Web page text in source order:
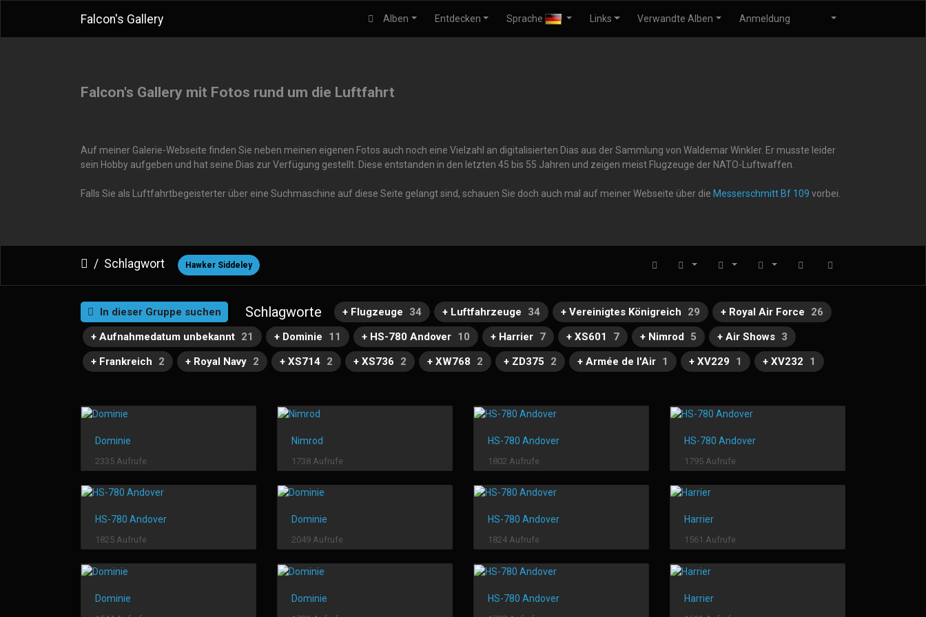
Falcon's Gallery Alben Entdecken Sprache Links Verwandte Alben Anmeldung
Falcon's Gallery mit Fotos rund um die Luftfahrt
Auf meiner Galerie-Webseite finden Sie neben meinen eigenen Fotos auch noch eine Vielzahl an digitalisierten Dias aus der Sammlung von Waldemar Winkler. Er musste leider
sein Hobby aufgeben und hat seine Dias zur Verfügung gestellt. Diese entstanden in den letzten 45 bis 55 Jahren und zeigen meist Flugzeuge der NATO-Luftwaffen.
Falls Sie als Luftfahrtbegeisterter über eine Suchmaschine auf diese Seite gelangt sind, schauen Sie doch auch mal auf meiner Webseite über die Messerschmitt Bf 109 vorbei.
Schlagwort Hawker Siddeley
In dieser Gruppe suchen Schlagworte + Flugzeuge 34 + Luftfahrzeuge 34 + Vereinigtes Königreich 29 + Royal Air Force
26
+ Aufnahmedatum unbekannt 21 + Dominie 11 + HS-780 Andover 10 + Harrier 7 + XS601 7 + Nimrod 5 + Air Shows 3
+ Frankreich
2 + Royal Navy 2 + XS714 2 + XS736 2 + XW768 2 + ZD375 2 + Armée de l'Air 1 + XV229 1 + XV232 1
Dominie
2335 Aufrufe
Nimrod
1738 Aufrufe
HS-780 Andover
1802 Aufrufe
HS-780 Andover
1795 Aufrufe
HS-780 Andover
1825 Aufrufe
Dominie
2049 Aufrufe
HS-780 Andover
1824 Aufrufe
Harrier
1561 Aufrufe
Dominie Dominie HS-780 Andover Harrier